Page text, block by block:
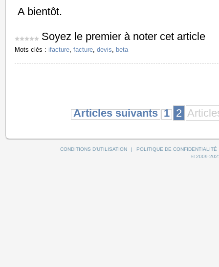
A bientôt.
Soyez le premier à noter cet article
Mots clés : ifacture, facture, devis, beta
Articles suivants 1 2
CONDITIONS D'UTILISATION |
POLITIQUE DE CONFIDENTIALITÉ
© 2009-